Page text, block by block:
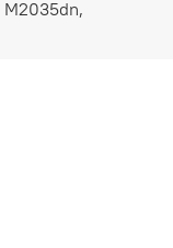
M2035dn,